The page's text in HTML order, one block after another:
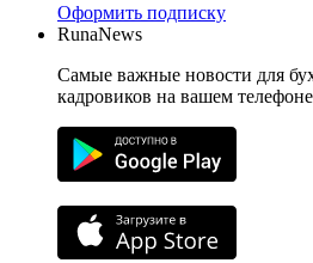
Оформить подписку
RunaNews
Самые важные новости для
кадровиков на вашем телефоне